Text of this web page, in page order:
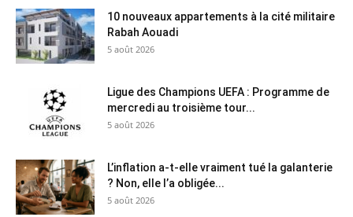
10 nouveaux appartements à la cité militaire
Rabah Aouadi
5 août 2026
Ligue des Champions UEFA : Programme de
mercredi au troisième tour...
5 août 2026
L’inflation a-t-elle vraiment tué la galanterie
? Non, elle l’a obligée...
5 août 2026